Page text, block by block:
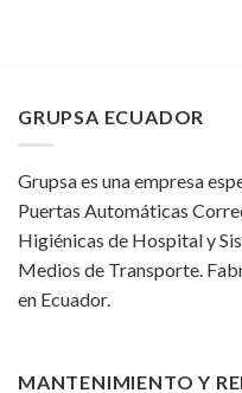
GRUPSA ECUADOR
Grupsa es una empresa
Puertas Automáticas
Higiénicas de Hospital y
Medios de Transporte.
en Ecuador.
MANTENIMIENTO Y